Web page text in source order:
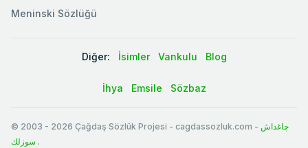
Meninski Sözlüğü
Diğer: İsimler Vankulu Blog
İhya Emsile Sözbaz
© 2003 - 2026 Çağdaş Sözlük Projesi - cagdassozluk.com - چاغداش
سوزلك .